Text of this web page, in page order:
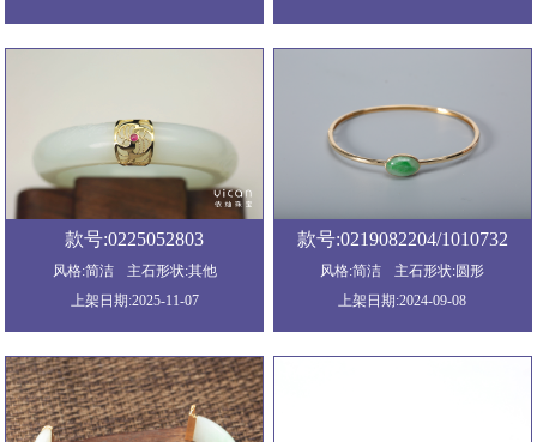
款号:0225052803
风格:简洁
主石形状:其他
上架日期:2025-11-07
款号:0219082204/1010732
风格:简洁
主石形状:圆形
上架日期:2024-09-08